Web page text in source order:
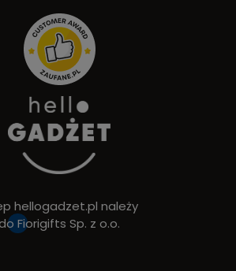
hellogadzet.pl należy
Fiorigifts Sp. z o.o.